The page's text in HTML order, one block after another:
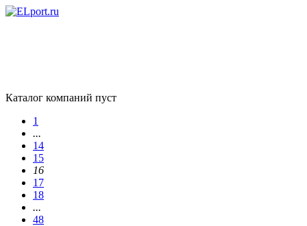
Каталог компаний пуст
1
...
14
15
16
17
18
...
48